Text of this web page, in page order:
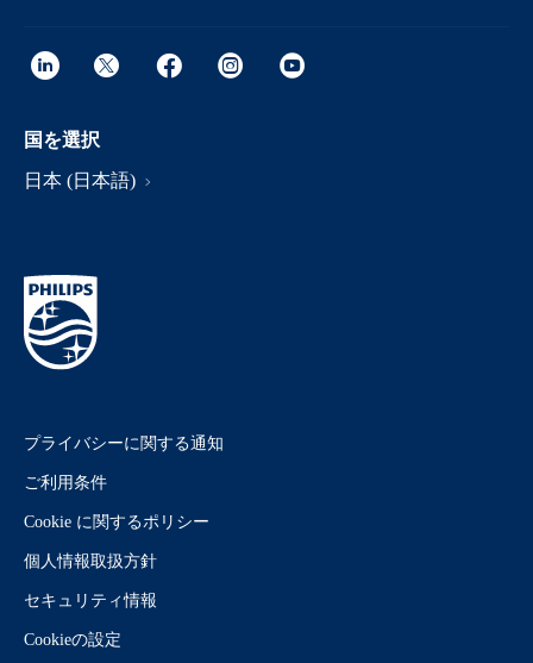
国を選択
日本 (日本語)
プライバシーに関する通知
ご利用条件
Cookie に関するポリシー
個人情報取扱方針
セキュリティ情報
Cookieの設定